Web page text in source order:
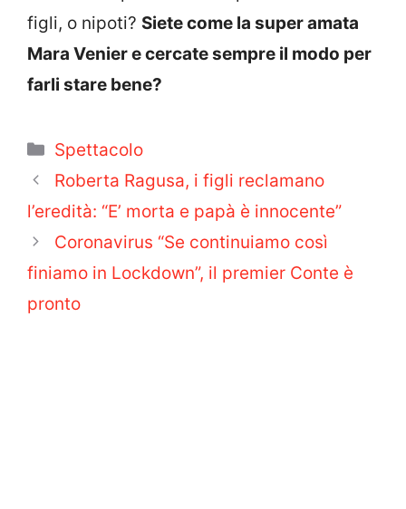
figli, o nipoti? Siete come la super amata
Mara Venier e cercate sempre il modo per
farli stare bene?
Categorie
Spettacolo
Roberta Ragusa, i figli reclamano
l’eredità: “E’ morta e papà è innocente”
Coronavirus “Se continuiamo così
finiamo in Lockdown”, il premier Conte è
pronto